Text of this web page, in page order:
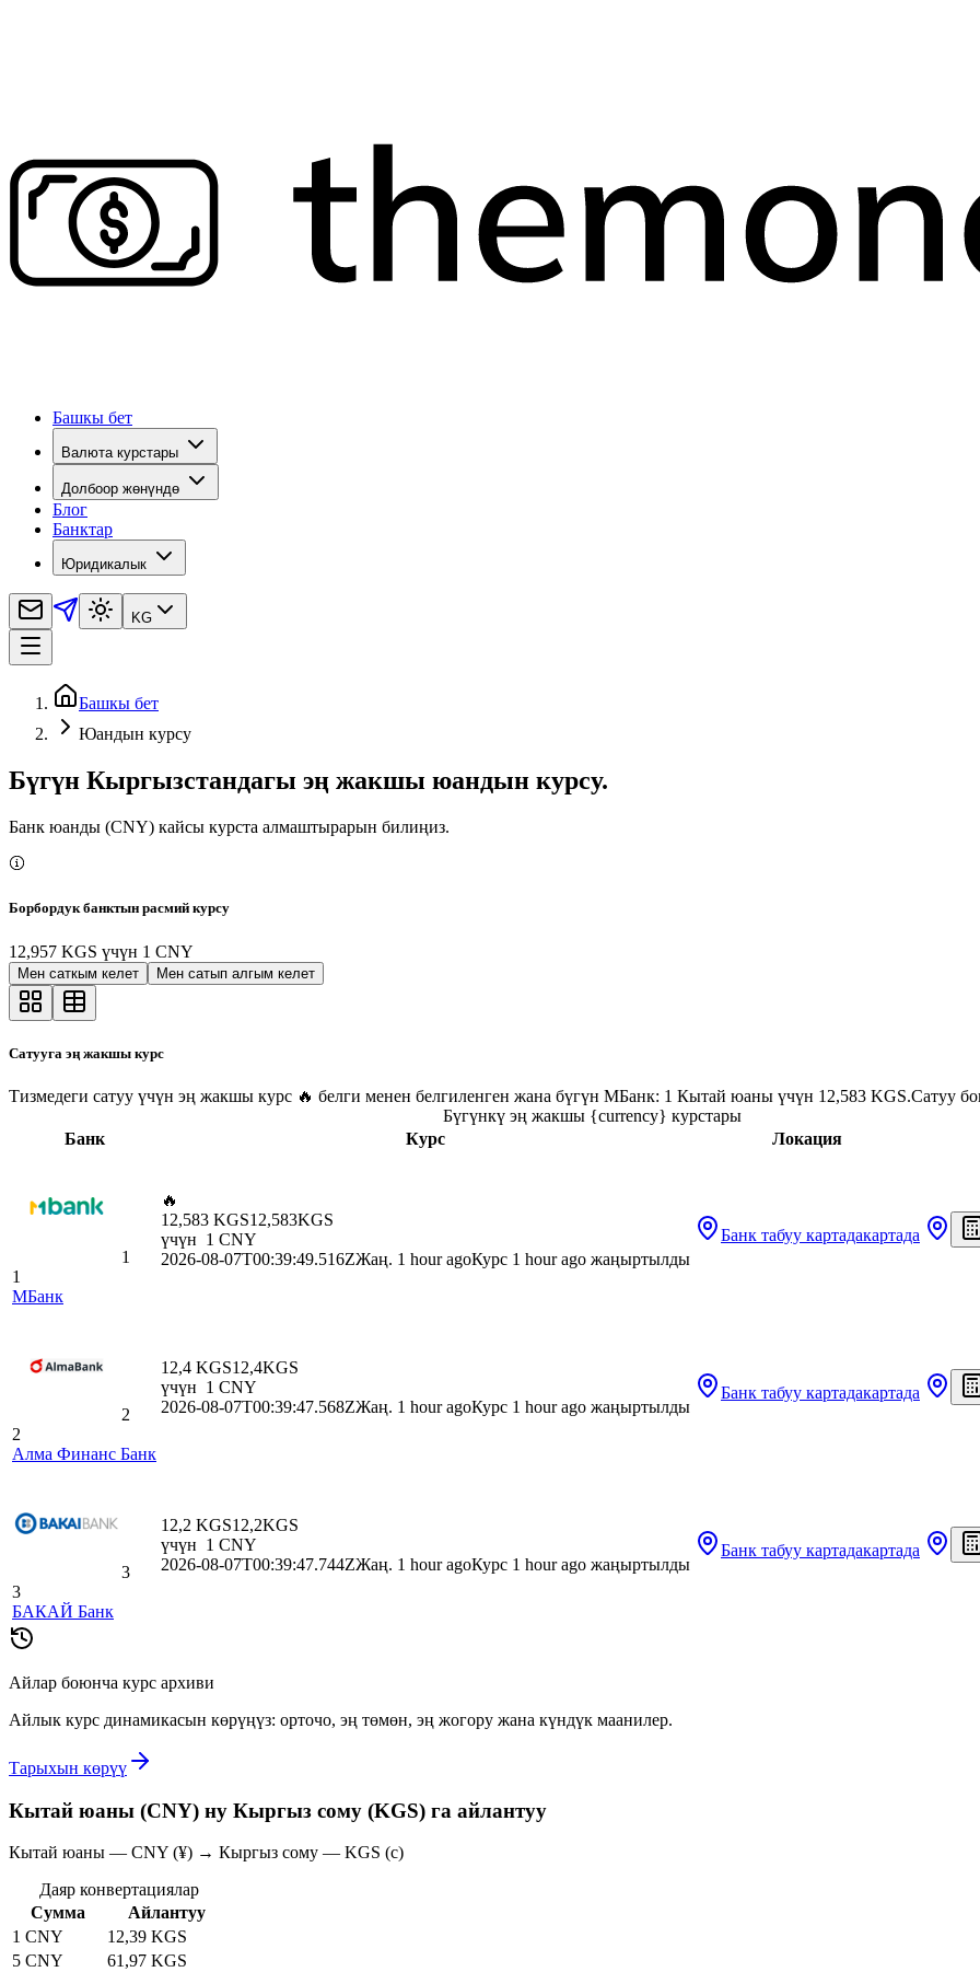
Башкы бет
Валюта курстары
Долбоор жөнүндө
Блог
Банктар
Юридикалык
KG
Башкы бет
Юандын курсу
Бүгүн Кыргызстандагы эң жакшы юандын курсу.
Банк юанды (CNY) кайсы курста алмаштырарын билиңиз.
Борбордук банктын расмий курсу
12,957 KGS үчүн 1 CNY
Мен саткым келет Мен сатып алгым келет
Сатууга эң жакшы курс
Тизмедеги сатуу үчүн эң жакшы курс 🔥 белги менен белгиленген жана бүгүн МБанк: 1 Кытай юаны үчүн 12,583 KGS.Сатуу
Бүгүнкү эң жакшы {currency} курстары
Банк
Курс Локация
1
1
МБанк
🔥
12,583 KGS12,583KGS
үчүн 1 CNY
2026-08-07T00:39:49.516ZЖаң. 1 hour agoКурс 1 hour ago жаңыртылды
Банк табуу картадакартада
2
2
Алма Финанс Банк
12,4 KGS12,4KGS
үчүн 1 CNY
2026-08-07T00:39:47.568ZЖаң. 1 hour agoКурс 1 hour ago жаңыртылды
Банк табуу картадакартада
3
3
БАКАЙ Банк
12,2 KGS12,2KGS
үчүн 1 CNY
2026-08-07T00:39:47.744ZЖаң. 1 hour agoКурс 1 hour ago жаңыртылды
Банк табуу картадакартада
Айлар боюнча курс архиви
Айлык курс динамикасын көрүңүз: орточо, эң төмөн, эң жогору жана күндүк маанилер.
Тарыхын көрүү
Кытай юаны (CNY) ну Кыргыз сому (KGS) га айлантуу
Кытай юаны — CNY (¥) → Кыргыз сому — KGS (с)
Даяр конвертациялар
Сумма
Айлантуу
1 CNY
12,39 KGS
5 CNY
61,97 KGS